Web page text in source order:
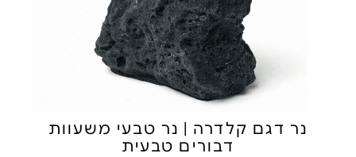
נר דגם קלדרה | נר טבעי משעוות
דבורים טבעית